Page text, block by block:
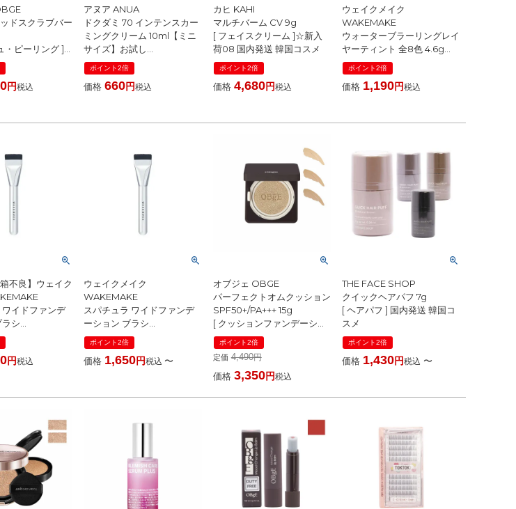
ドスクラブバー
・ピーリング ]
コスメ 黒ずみ
ケア
税込
アヌア ANUA
ドクダミ 70 インテンスカー
ミングクリーム 10ml【ミニ
サイズ】お試し
[ フェイスクリーム ] 国内発
送 韓国コスメ
ポイント2倍
価格 660 税込
カヒ KAHI
マルチバーム CV 9g
[ フェイスクリーム ]☆新入
荷08 国内発送 韓国コスメ
ポイント2倍
価格 4,680 税込
ウェイクメイク
WAKEMAKE
ウォーターブラーリングレイ
ヤーティント 全8色 4.6g
[ ティント ] ☆新入荷06 国内
発送 韓国コスメ
ポイント2倍
価格 1,190 税込
箱不良】ウェイク
イドファンデ
シ
発送 韓国コス
税込
ウェイクメイク
WAKEMAKE
スパチュラ ワイドファンデ
ーション ブラシ
[ ブラシ ] 国内発送 韓国コス
メ リキッドファンデ対応 ム
ラなく密着 薄づき 均一仕上
ポイント2倍
価格 1,650 税込 〜
オブジェ OBGE
パーフェクトオムクッション
SPF50+/PA+++ 15g
[ クッションファンデーショ
ン ] 国内発送 韓国コスメ
ポイント2倍
定価 4,490
価格 3,350 税込
THE FACE SHOP
クイックヘアパフ 7g
[ ヘアパフ ] 国内発送 韓国コ
スメ
ポイント2倍
価格 1,430 税込 〜